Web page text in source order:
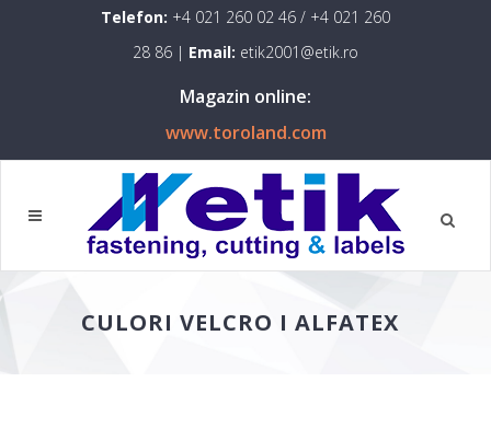
Telefon: +4 021 260 02 46 / +4 021 260
28 86 | Email: etik2001@etik.ro
Magazin online:
www.toroland.com
CULORI VELCRO I ALFATEX